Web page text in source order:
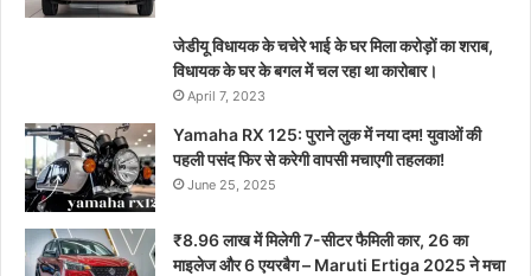
जेडीयू विधायक के चचेरे भाई के घर मिला करोड़ों का शराब,
विधायक के घर के बगल में चल रहा था कारोबार।
April 7, 2023
Yamaha RX 125: पुराने लुक में नया दम! युवाओं की
पहली पसंद फिर से करेगी वापसी मचाएगी तहलका!
June 25, 2025
₹8.96 लाख में मिलेगी 7-सीटर फैमिली कार, 26 का
माइलेज और 6 एयरबैग – Maruti Ertiga 2025 ने मचा